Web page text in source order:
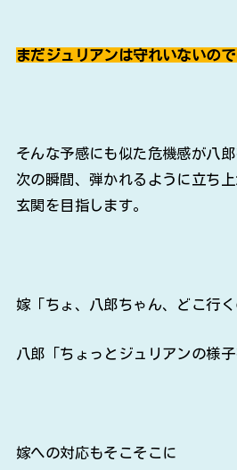
まだジュリアンは守れいないの
そんな予感にも似た危機感が八郎
次の瞬間、弾かれるように立ち上
玄関を目指します。
嫁「ちょ、八郎ちゃん、どこ行く
八郎「ちょっとジュリアンの様子
嫁への対応もそこそこに